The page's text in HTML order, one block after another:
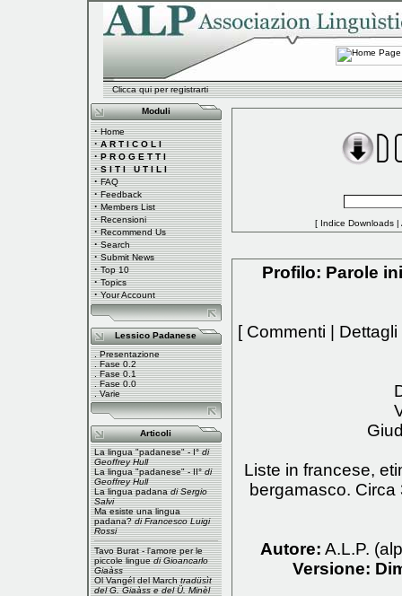
Clicca qui per registrarti
Moduli
· Home
· A R T I C O L I
· P R O G E T T I
· S I T I U T I L I
· FAQ
· Feedback
· Members List
· Recensioni
· Recommend Us
· Search
· Submit News
· Top 10
· Topics
· Your Account
Lessico Padanese
.Presentazione
.Fase 0.2
.Fase 0.1
.Fase 0.0
.Varie
Articoli
La lingua "padanese" - I° di
Geoffrey Hull
La lingua "padanese" - II° di
Geoffrey Hull
La lingua padana di Sergio
Salvi
Ma esiste una lingua
padana? di Francesco Luigi
Rossi
Tavo Burat - l'amore per le
piccole linguedi Gioancarlo
Giaàss
Ol Vangél del March tradüsìt
del G. Giaàss e del Ü. Minèl
[ Indice Downloads |
Profilo: Parole
[ Commenti Dettagli
Liste in francese,
bergamasco.
Autore: A.L.P.
Versione: